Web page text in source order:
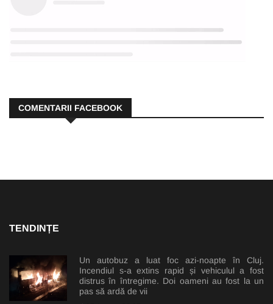
COMENTARII FACEBOOK
TENDINȚE
Un autobuz a luat foc azi-noapte în Cluj.
Incendiul s-a extins rapid și vehiculul a fost
distrus în întregime. Doi oameni au fost la un
pas să ardă de vii